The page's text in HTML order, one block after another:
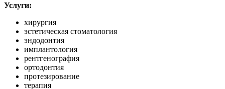
Услуги:
хирургия
эстетическая стоматология
эндодонтия
имплантология
рентгенография
ортодонтия
протезирование
терапия